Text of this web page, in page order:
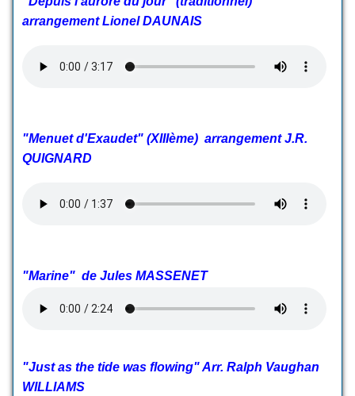
arrangement Lionel DAUNAIS
"Menuet d'Exaudet" (XIIIème) arrangement J.R.
QUIGNARD
"Marine" de Jules MASSENET
"Just as the tide was flowing" Arr. Ralph Vaughan
WILLIAMS